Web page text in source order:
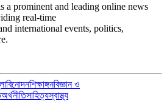
a prominent and leading online news
real-time
international events, politics,
বিনোদনশিক্ষাঙ্গনবিজ্ঞান ও
অর্থনীতিসাহিত্যস্বাস্থ্য